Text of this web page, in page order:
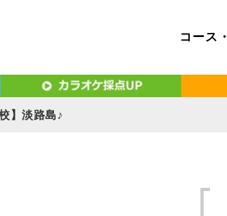
宿・八王子）・横浜
（ベリーメ
子）・横浜・名古屋・京都で「本気」になれ
コース
】淡路島♪